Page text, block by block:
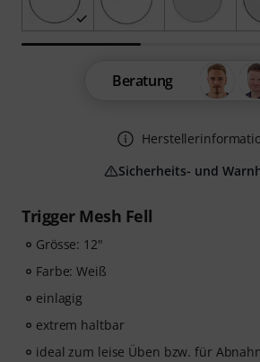
Trigger Mesh Fell
Grösse: 12"
Farbe: Weiß
einlagig
extrem haltbar
ideal zum leise Üben bzw. für
Beratung
Sicherheits- und